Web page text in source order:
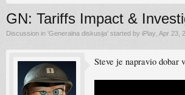
GN: Tariffs Impact &
Discussion in 'Generalna diskusija' started by iPlay Apr 23,
Steve je napravio